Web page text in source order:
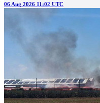
06 Aug 2026 11:02 UTC